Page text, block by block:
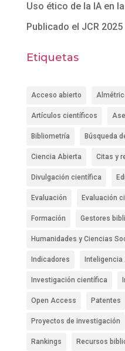
Uso ético de la IA en
Publicado el JCR 2025
Etiquetas
Acceso abierto
Artículos científicos
Bibliometría Búsqueda
Ciencia Abierta Citas y
Divulgación científica
Evaluación Evaluación
Formación Gestores
Humanidades y Ciencias
Indicadores Inteligencia
Investigación científica
Open Access Patentes
Proyectos de investigación
Rankings Recursos